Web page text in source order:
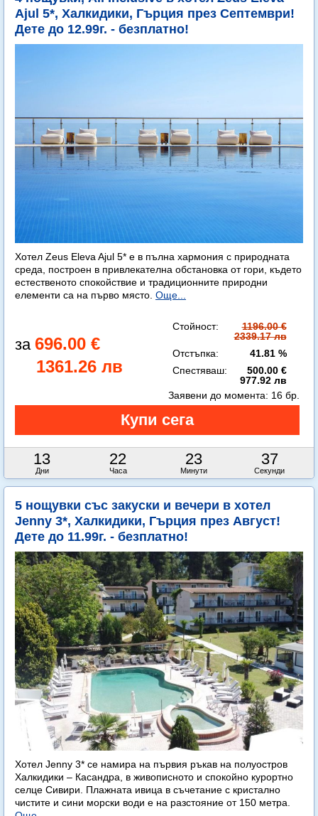
Ajul 5*, Халкидики, Гърция през Септември!
Дете до 12.99г. - безплатно!
Хотел Zeus Eleva Ajul 5* е в пълна хармония с природната
среда, построен в привлекателна обстановка от гори, където
естественото спокойствие и традиционните природни
елементи са на първо място. Още...
696.00 €
1361.26 лв
Стойност:
1196.00 €
2339.17 лв
Отстъпка:
41.81 %
Спестяваш:
500.00 €
977.92 лв
13
Дни
22
Часа
23
Минути
35
Секунди
Заявени до момента: 16 бр.
5 нощувки със закуски и вечери в хотел
Jenny 3*, Халкидики, Гърция през Август!
Дете до 11.99г. - безплатно!
Хотел Jenny 3* се намира на първия ръкав на полуостров
Халкидики – Касандра, в живописното и спокойно курортно
селце Сивири. Плажната ивица в съчетание с кристално
чистите и сини морски води е на разстояние от 150 метра.